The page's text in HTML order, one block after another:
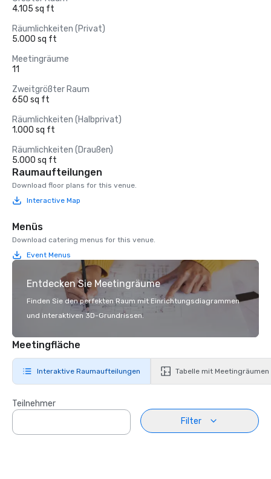
4.105 sq ft
Räumlichkeiten (Privat)
5.000 sq ft
Meetingräume
11
Zweitgrößter Raum
650 sq ft
Räumlichkeiten (Halbprivat)
1.000 sq ft
Räumlichkeiten (Draußen)
5.000 sq ft
Raumaufteilungen
Download floor plans for this venue.
Interactive Map
Menüs
Download catering menus for this venue.
Event Menus
Entdecken Sie Meetingräume
Finden Sie den perfekten Raum mit Einrichtungsdiagrammen
und interaktiven 3D-Grundrissen.
Meetingfläche
Interaktive Raumaufteilungen Tabelle mit Meetingräumen
Teilnehmer
Filter